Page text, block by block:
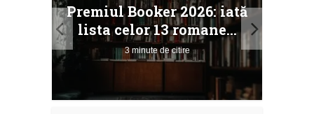
Premiul Booker 2026: iată
lista celor 13 romane...
3 minute de citire